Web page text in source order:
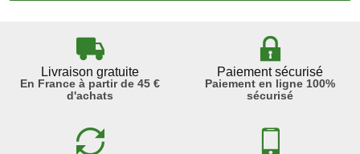
Livraison gratuite
En France à partir de 45 €
d'achats
Paiement sécurisé
Paiement en ligne 100%
sécurisé